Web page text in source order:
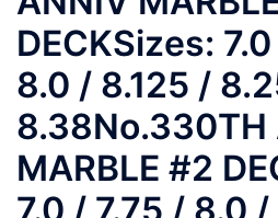
DECKSizes:
8.0 / 8.125 /
8.38No.330TH
MARBLE #2
7.0 / 7.75 / 8.0